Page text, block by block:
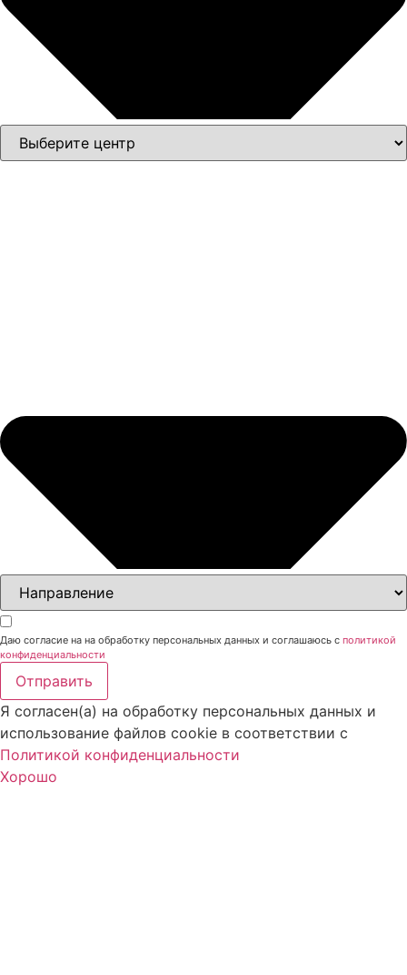
Даю согласие на на обработку персональных данных и соглашаюсь с политикой
конфиденциальности
Отправить
Я согласен(а) на обработку персональных данных и
использование файлов cookie в соответствии с
Политикой конфиденциальности
Хорошо